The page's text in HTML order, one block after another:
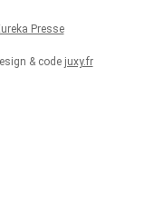
Presse
& code juxy.fr